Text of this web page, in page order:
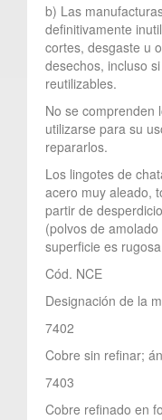
b) Las
definitivamente
cortes, desgaste u
desechos, incluso
reutilizables.
No se comprenden
utilizarse para su
repararlos.
Los lingotes de
acero muy aleado,
partir de
(polvos de
superficie es
Cód. NCE
Designación de la
7402
Cobre sin refinar;
7403
Cobre refinado en